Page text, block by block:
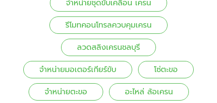
จำหน่ายชุดขับเคลื่อน เครน
รีโมทคอนโทรลควบคุมเครน
ลวดสลิงเครนชลบุรี
จำหน่ายมอเตอร์เกียร์ขับ
โซ่ตะขอ
จำหน่ายตะขอ
อะไหล่ ล้อเครน